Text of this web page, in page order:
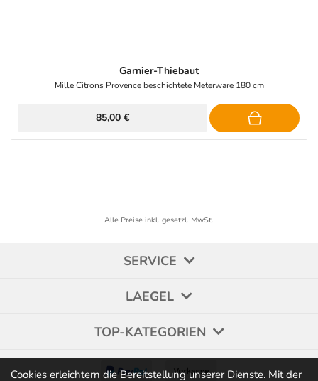
Cookies erleichtern die Bereitstellung unserer Dienste. Mit der
Garnier-Thiebaut
Mille Citrons Provence beschichtete Meterware 180 cm
85,00 €
Alle Preise inkl. gesetzl. MwSt.
SERVICE
LAEGEL
TOP-KATEGORIEN